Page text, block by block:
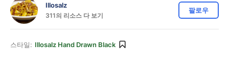
Illosalz
311의 리소스 다 보기
팔로우
스타일: Illosalz Hand Drawn Black